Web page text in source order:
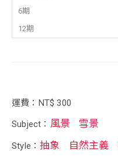
6期
12期
運費：NT$ 300
Subject： 風景 雪景
Style：抽象 自然主義